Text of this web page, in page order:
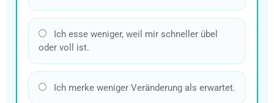
Ich esse weniger, weil mir schneller übel
oder voll ist.
Ich merke weniger Veränderung als erwartet.